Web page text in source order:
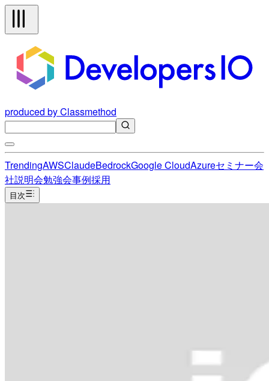
produced by Classmethod
TrendingAWSClaudeBedrockGoogle CloudAzureセミナー会
社説明会勉強会事例採用
目次